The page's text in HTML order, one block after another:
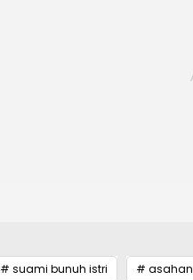
# suami bunuh istri # asahan